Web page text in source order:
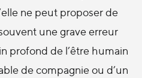
ne peut proposer de
une grave erreur
profond de l’être humain
de compagnie ou d’un